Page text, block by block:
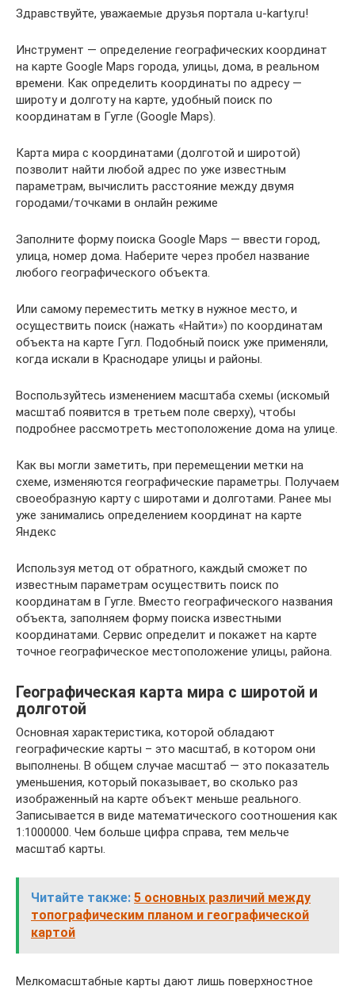
Здравствуйте, уважаемые друзья портала u-karty.ru!
Инструмент — определение географических координат
на карте Google Maps города, улицы, дома, в реальном
времени. Как определить координаты по адресу —
широту и долготу на карте, удобный поиск по
координатам в Гугле (Google Maps).
Карта мира с координатами (долготой и широтой)
позволит найти любой адрес по уже известным
параметрам, вычислить расстояние между двумя
городами/точками в онлайн режиме
Заполните форму поиска Google Maps — ввести город,
улица, номер дома. Наберите через пробел название
любого географического объекта.
Или самому переместить метку в нужное место, и
осуществить поиск (нажать «Найти») по координатам
объекта на карте Гугл. Подобный поиск уже применяли,
когда искали в Краснодаре улицы и районы.
Воспользуйтесь изменением масштаба схемы (искомый
масштаб появится в третьем поле сверху), чтобы
подробнее рассмотреть местоположение дома на улице.
Как вы могли заметить, при перемещении метки на
схеме, изменяются географические параметры. Получаем
своеобразную карту с широтами и долготами. Ранее мы
уже занимались определением координат на карте
Яндекс
Используя метод от обратного, каждый сможет по
известным параметрам осуществить поиск по
координатам в Гугле. Вместо географического названия
объекта, заполняем форму поиска известными
координатами. Сервис определит и покажет на карте
точное географическое местоположение улицы, района.
Географическая карта мира с широтой и
долготой
Основная характеристика, которой обладают
географические карты – это масштаб, в котором они
выполнены. В общем случае масштаб — это показатель
уменьшения, который показывает, во сколько раз
изображенный на карте объект меньше реального.
Записывается в виде математического соотношения как
1:1000000. Чем больше цифра справа, тем мельче
масштаб карты.
Читайте также: 5 основных различий между
топографическим планом и географической
картой
Мелкомасштабные карты дают лишь поверхностное